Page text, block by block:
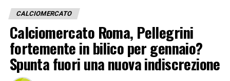
CALCIOMERCATO
Calciomercato Roma, Pellegrini
fortemente in bilico per gennaio?
Spunta fuori una nuova indiscrezione